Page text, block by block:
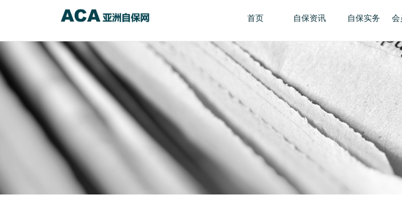
首页 自保资讯 自保实务 会